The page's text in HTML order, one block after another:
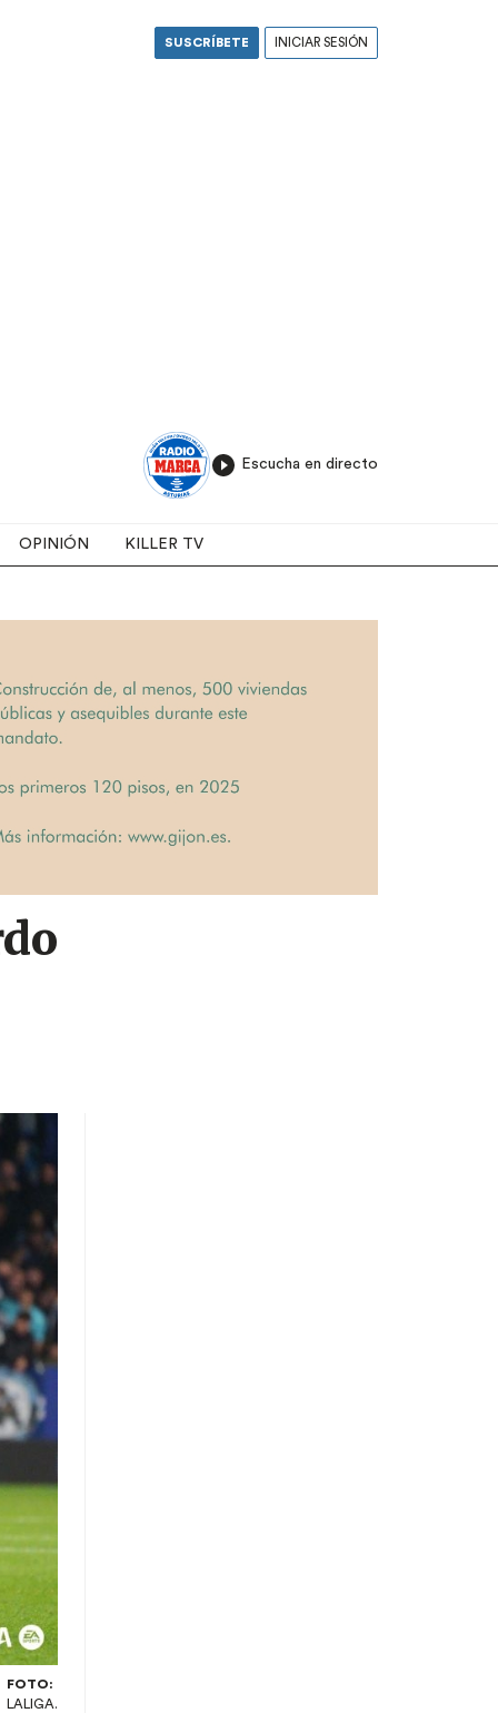
SUSCRÍBETE INICIAR SESIÓN
Escucha en directo
OPINIÓN KILLER TV
FOTO:
LALIGA.